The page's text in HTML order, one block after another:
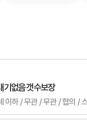
기없음 갯수보장
이하 / 무관 / 무관 / 협의 /